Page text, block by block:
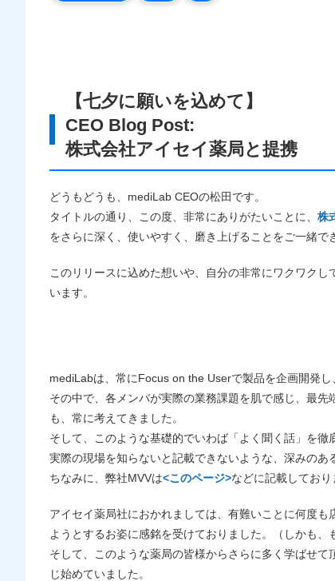
【七夕に願いを込めて】
CEO Blog Post:
株式会社アイセイ薬局と提携
どうもどうも、mediLab CEOの松田です。
タイトルの通り、この度、非常にありがたいことに、 株
をさらに深く、使いやすく、磨き上げることをご一緒で
このリリースに込めた想い や、自分の非常にワクワク
います。
mediLabは、常にFocus on the Userで製品を企画開発し
その中で、各メンバが実際の業務課題を肌で感じ、最
も、常に考えてきました。
そして、このような基礎的でいわば「よく聞く話」を
実際の現場を知らないと記載できないような、深みのあ
ちなみに、弊社MVVは<このページ>などに記載しており
アイセイ薬局社におかれましては、有難いことに何度
ようとするお姿に感銘を受けておりました。（しかも、
そして、このような薬局の皆様からさらに多く学ばせ
じ始めていました。